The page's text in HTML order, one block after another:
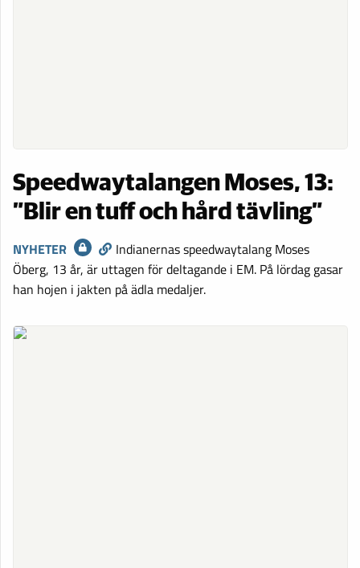
Speedwaytalangen Moses, 13:
”Blir en tuff och hård tävling”
NYHETER
Indianernas speedwaytalang Moses
Öberg, 13 år, är uttagen för deltagande i EM. På lördag gasar
han hojen i jakten på ädla medaljer.